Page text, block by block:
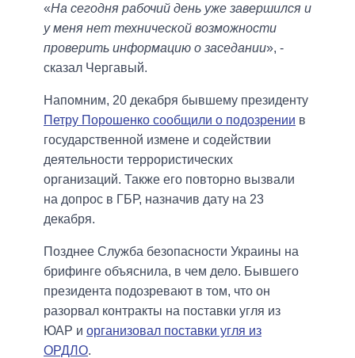
«На сегодня рабочий день уже завершился и
у меня нет технической возможности
проверить информацию о заседании», -
сказал Чергавый.
Напомним, 20 декабря бывшему президенту
Петру Порошенко сообщили о подозрении в
государственной измене и содействии
деятельности террористических
организаций. Также его повторно вызвали
на допрос в ГБР, назначив дату на 23
декабря.
Позднее Служба безопасности Украины на
брифинге объяснила, в чем дело. Бывшего
президента подозревают в том, что он
разорвал контракты на поставки угля из
ЮАР и организовал поставки угля из
ОРДЛО.